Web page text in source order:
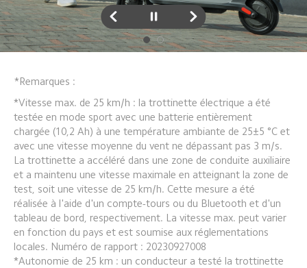
*Remarques :
*Vitesse max. de 25 km/h : la trottinette électrique a été
testée en mode sport avec une batterie entièrement
chargée (10,2 Ah) à une température ambiante de 25±5 °C et
avec une vitesse moyenne du vent ne dépassant pas 3 m/s.
La trottinette a accéléré dans une zone de conduite auxiliaire
et a maintenu une vitesse maximale en atteignant la zone de
test, soit une vitesse de 25 km/h. Cette mesure a été
réalisée à l'aide d'un compte-tours ou du Bluetooth et d'un
tableau de bord, respectivement. La vitesse max. peut varier
en fonction du pays et est soumise aux réglementations
locales. Numéro de rapport : 20230927008
*Autonomie de 25 km : un conducteur a testé la trottinette